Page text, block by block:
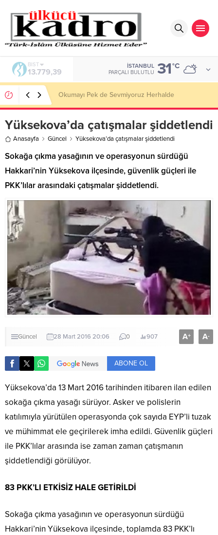
DOLAR
47,7111
İSTANBUL
PARÇALI BULUTLU 31°C
BİR AKADEMİDEN DAHA FAZLASI
Yüksekova’da çatışmalar şiddetlendi
Anasayfa Güncel Yüksekova’da çatışmalar şiddetlendi
Sokağa çıkma yasağının ve operasyonun sürdüğü
Hakkari’nin Yüksekova ilçesinde, güvenlik güçleri ile
PKK’lılar arasındaki çatışmalar şiddetlendi.
Güncel 28 Mart 2016 20:06 0 907 A+ A-
ABONE OL
Yüksekova’da 13 Mart 2016 tarihinden itibaren ilan edilen
sokağa çıkma yasağı sürüyor. Asker ve polislerin
katılımıyla yürütülen operasyonda çok sayıda EYP’li tuzak
ve mühimmat ele geçirilerek imha edildi. Güvenlik güçleri
ile PKK’lılar arasında ise zaman zaman çatışmanın
şiddetlendiği görülüyor.
83 PKK’LI ETKİSİZ HALE GETİRİLDİ
Sokağa çıkma yasağının ve operasyonun sürdüğü
Hakkari’nin Yüksekova ilçesinde, toplamda 83 PKK’lı